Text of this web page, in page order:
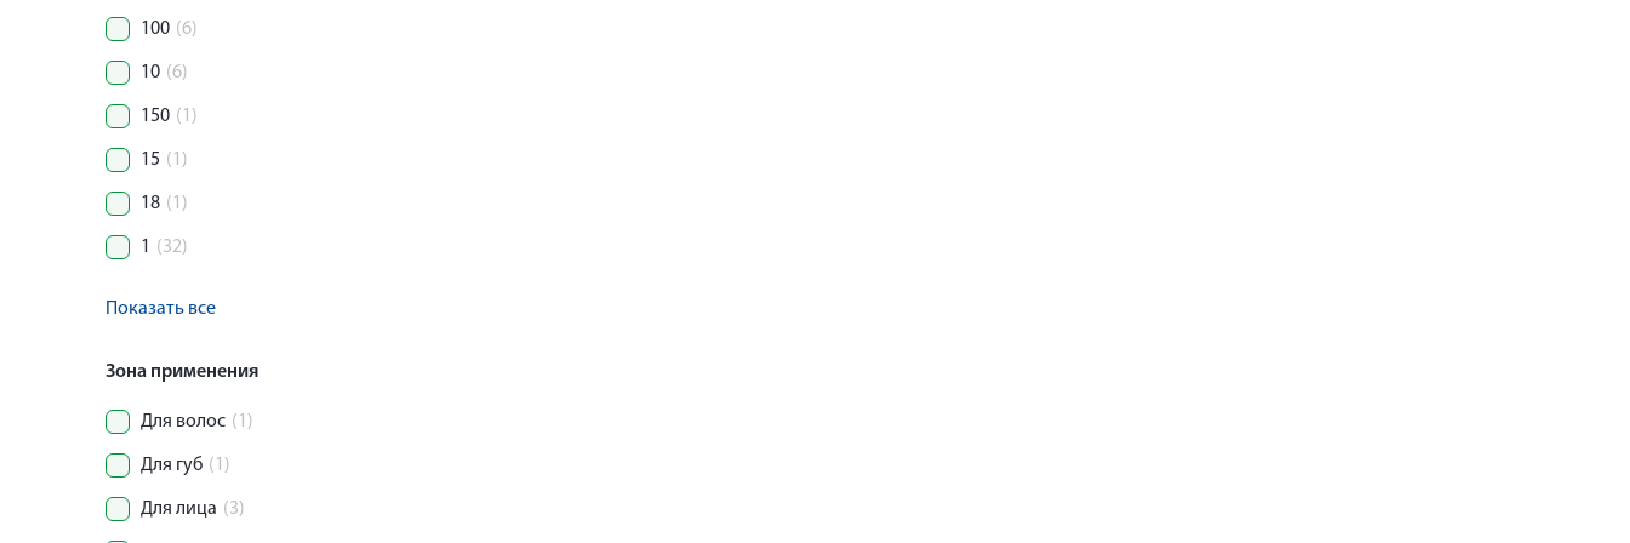
100 (6)
10 (6)
150 (1)
15 (1)
18 (1)
1 (32)
Показать все
Зона применения
Для волос (1)
Для губ (1)
Для лица (3)